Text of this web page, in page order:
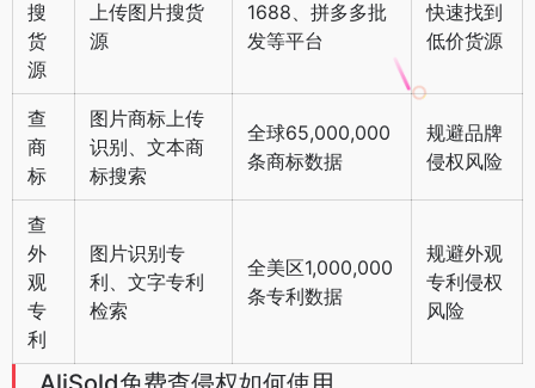
搜
货
源
上传图片搜货
源
1688、拼多多批
发等平台
快速找到
低价货源
查
商
标
图片商标上传
识别、文本商
标搜索
全球65,000,000
条商标数据
规避品牌
侵权风险
查
外
观
专
利
图片识别专
利、文字专利
检索
全美区1,000,000
条专利数据
规避外观
专利侵权
风险